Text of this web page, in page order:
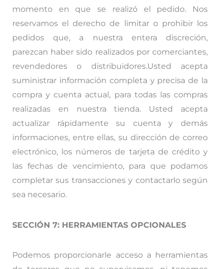
momento en que se realizó el pedido. Nos
reservamos el derecho de limitar o prohibir los
pedidos que, a nuestra entera discreción,
parezcan haber sido realizados por comerciantes,
revendedores o distribuidores.Usted acepta
suministrar información completa y precisa de la
compra y cuenta actual, para todas las compras
realizadas en nuestra tienda. Usted acepta
actualizar rápidamente su cuenta y demás
informaciones, entre ellas, su dirección de correo
electrónico, los números de tarjeta de crédito y
las fechas de vencimiento, para que podamos
completar sus transacciones y contactarlo según
sea necesario.
SECCIÓN 7: HERRAMIENTAS OPCIONALES
Podemos proporcionarle acceso a herramientas